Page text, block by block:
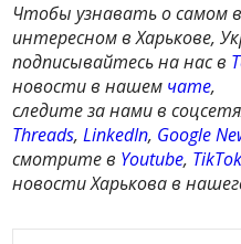
Чтобы узнавать о самом
интересном в Харькове,
подписывайтесь на нас в
новости в нашем чате,
следите за нами в
Threads,LinkedIn, Google
смотрите в Youtube,
новости Харькова в